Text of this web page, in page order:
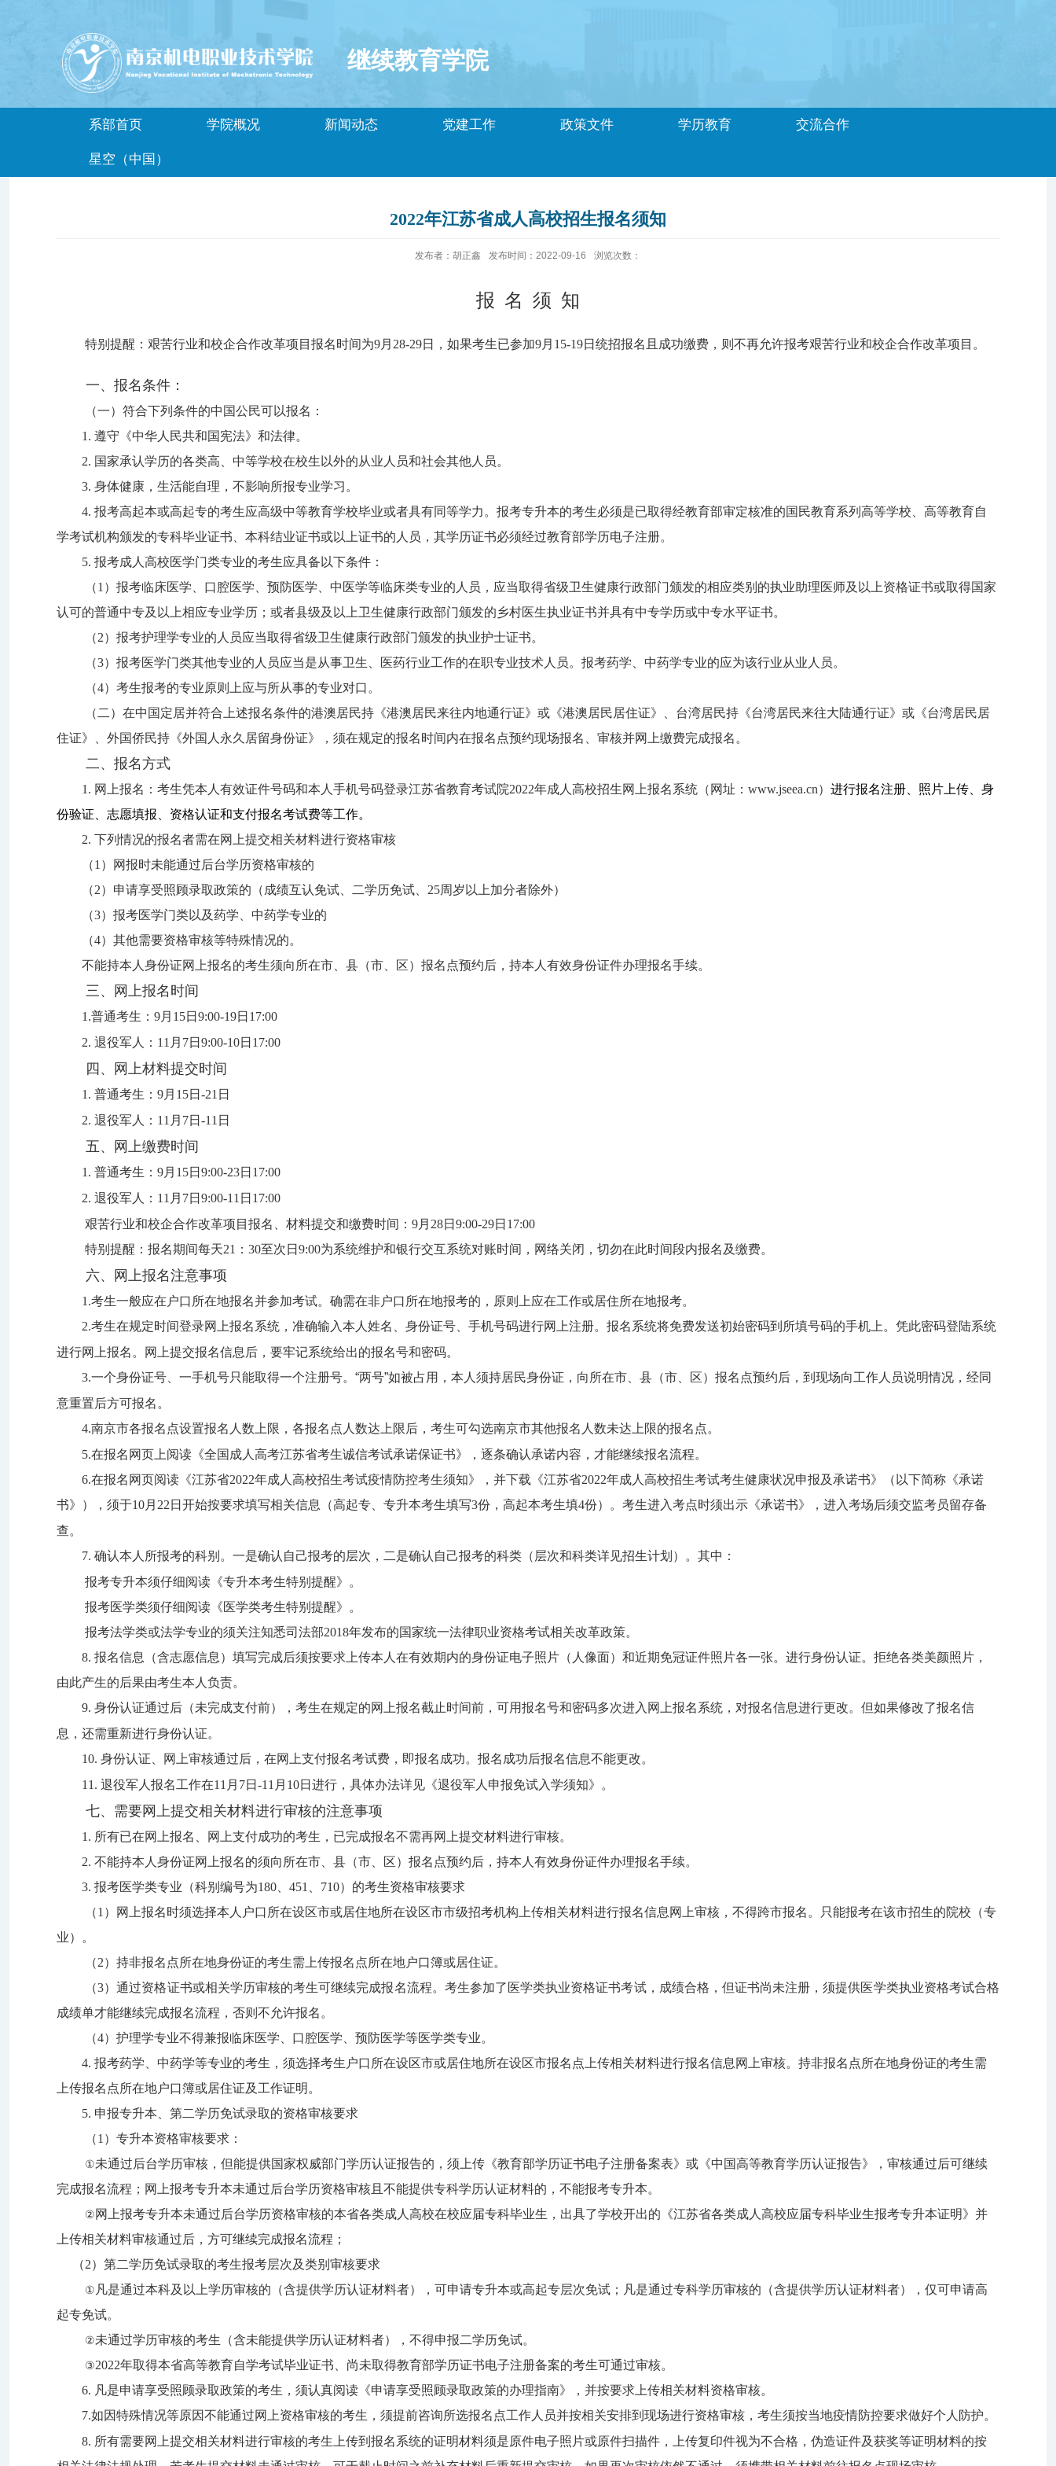
继续教育学院
系部首页 学院概况 新闻动态 党建工作 政策文件 学历教育 交流合作
星空（中国）
2022年江苏省成人高校招生报名须知
发布者：胡正鑫 发布时间：2022-09-16 浏览次数：
报 名 须 知
特别提醒：艰苦行业和校企合作改革项目报名时间为9月 28-29日，如果考生已参加9月 15-19日统招报名且成功缴费，则不再允许报考艰苦行业和校企合作改革项目。
一、报名条件：
（一）符合下列条件的中国公民可以报名：
1.遵守《中华人民共和国宪法》和法律。
2. 国家承认学历的各类高、中等学校在校生以外的从业人员和社会其他人员。
3.身体健康，生活能自理，不影响所报专业学习。
4.报考高起本或高起专的考生应高级中等教育学校毕业或者具有同等学力。报考专升本的考生必须是已取得经教育部审定核准的国民教育系列高等学校、高等教育自
学考试机构颁发的专科毕业证书、本科结业证书或以上证书的人员，其学历证书必须经过教育部学历电子注册。
5.报考成人高校医学门类专业的考生应具备以下条件：
（1 ）报考临床医学、口腔医学、预防医学、中医学等临床类专业的人员，应当取得省级卫生健康行政部门颁发的相应类别的执业助理医师及以上资格证书或取得国家
认可的普通中专及以上相应专业学历；或者县级及以上卫生健康行政部门颁发的乡村医生执业证书并具有中专学历或中专水平证书。
（2）报考护理学专业的人员应当取得省级卫生健康行政部门颁发的执业护士证书。
（3）报考医学门类其他专业的人员应当是从事卫生、医药行业工作的在职专业技术人员。报考药学、中药学专业的应为该行业从业人员。
（4）考生报考的专业原则上应与所从事的专业对口。
（二）在中国定居并符合上述报名条件的港澳居民持《港澳居民来往内地通行证》或《港澳居民居住证》、台湾居民持《台湾居民来往大陆通行证》或《台湾居民居
住证》、外国侨民持《外国人永久居留身份证》， 须在规定的报名时间内在报名点预约现场报名、审核并网上缴费完成报名。
二、报名方式
1. 网上报名：考生凭本人有效证件号码和本人手机号码登录江苏省教育考试院2022年成人高校招生网上报名系统（网址：www.jseea.cn）进行报名注册 、照片上传、身
份验证、 志愿填报 资格认证和支付报名考试费等工作。
2.下列情况的报名者需在网上提交相关材料进行资格审核
（1 ）网报时未能通过后台学历资格审核的
（2）申请享受照顾录取政策的（成绩互认免试、二学历免试、 25周岁以上加分者除外）
（3）报考医学门类以及药学、中药学专业的
（4）其他需要资格审核等特殊情况的。
不能持本人身份证网上报名的考生须向所在市、县（市、区）报名点预约后 ，持本人有效身份证件办理报名手续。
三、网上报名时间
1.普通考生：9月 15日9:00-19日 17:00
2.退役军人： 11 月 7日9:00-10日 17:00
四、网上材料提交时间
1 .普通考生：9月 15日-21 日
2.退役军人： 11 月 7日-11 日
五、网上缴费时间
1 .普通考生：9月 15日9:00-23日 17:00
2.退役军人： 11 月 7日9:00-11 日 17:00
艰苦行业和校企合作改革项目报名、材料提交和缴费时间：9月 28日9:00-29日 17:00
特别提醒：报名期间每天21 ：30至次日9:00为系统维护和银行交互系统对账时间，网络关闭，切勿在此时间段内报名及缴费。
六、网上报名注意事项
1.考生一般应在户口所在地报名并参加考试。确需在非户口所在地报考的，原则上应在工作或居住所在地报考。
2.考生在规定时间登录网上报名系统，准确输入本人姓名、身份证号、手机号码进行网上注册。报名系统将免费发送初始密码到所填号码的手机上。凭此密码登陆系统
进行网上报名。网上提交报名信息后，要牢记系统给出的报名号和密码。
3.一个身份证号、一手机号只能取得一个注册号。“两号”如被占用，本人须持居民身份证，向所在市、县（市、区）报名点预约后，到现场向工作人员说明情况，经同
意重置后方可报名。
4.南京市各报名点设置报名人数上限，各报名点人数达上限后，考生可勾选南京市其他报名人数未达上限的报名点。
5.在报名网页上阅读《全国成人高考江苏省考生诚信考试承诺保证书》，逐条确认承诺内容，才能继续报名流程。
6.在报名网页阅读《江苏省2022年成人高校招生考试疫情防控考生须知》，并下载《江苏省2022年成人高校招生考试考生健康状况申报及承诺书》（以下简称《承诺
书》），须于10月 22 日开始按要求填写相关信息（高起专、专升本考生填写3份，高起本考生填4份）。考生进入考点时须出示《承诺书》，进入考场后须交监考员留存备
查。
7.确认本人所报考的科别。一是确认自己报考的层次，二是确认自己报考的科类（层次和科类详见招生计划）。其中：
报考专升本须仔细阅读 《专升本考生特别提醒》。
报考医学类须仔细阅读《医学类考生特别提醒》。
报考法学类或法学专业的须关注知悉司法部2018年发布的国家统一法律职业资格考试相关改革政策。
8.报名信息（含志愿信息）填写完成后须按要求上传本人在有效期内的身份证电子照片（人像面）和近期免冠证件照片各一张。进行身份认证。拒绝各类美颜照片，
由此产生的后果由考生本人负责。
9.身份认证通过后（未完成支付前），考生在规定的网上报名截止时间前，可用报名号和密码多次进入网上报名系统，对报名信息进行更改。但如果修改了报名信
息，还需重新进行身份认证。
10.身份认证、网上审核通过后，在网上支付报名考试费，即报名成功。报名成功后报名信息不能更改。
1 1 .退役军人报名工作在11 月 7日-11 月 10日进行，具体办法详见 《退役军人申报免试入学须知》。
七、需要网上提交相关材料进行审核的注意事项
1. 所有已在网上报名、网上支付成功的考生，已完成报名不需再网上提交材料进行审核。
2.不能持本人身份证网上报名的须向所在市、县（市、区）报名点预约后 ，持本人有效身份证件办理报名手续。
3.报考医学类专业（科别编号为180 、451 710）的考生资格审核要求
（1 ）网上报名时须选择本人 户口 所在设区市或居住地所在设区市市级招考机构上传相关材料进行报名信息 网上审核，不得跨市报名。只能报考在该市招生的院校（专
业）。
（2）持非报名点所在地身份证的考生需 上传报名点所在地户口簿或居住证。
（3）通过资格证书或相关学历审核的考生可继续完成报名流程。考生参加了医学类执业资格证书考试，成绩合格，但证书尚未注册 ，须提供医学类执业资格考试合格
成绩单才能继续完成报名流程 ，否则不允许报名。
（4）护理学专业不得兼报临床医学、口腔医学、预防医学等医学类专业。
4.报考药学、中药学等专业的考生 ，须选择考生户口所在设区市或居住地所在设区市报名点 上传相关材料进行报名信息网上审核。持非报名点所在地身份证的考生需
上传报名点所在地户口簿或居住证及工作证明 。
5. 申报专升本、第二学历免试录取的资格审核要求
（1 ）专升本资格审核要求：
①未通过后台学历审核，但能提供国家权威部门学历认证报告的，须上传《教育部学历证书电子注册备案表》或《中国高等教育学历认证报告》 ，审核通过后可继续
完成报名流程； 网上报考专升本未通过后台学历资格审核且不能提供专科学历认证材料的，不能报考专升本。
②网上报考专升本未通过后台学历资格审核的本省各类成人高校在校应届专科毕业生，出具了学校开出的《江苏省各类成人高校应届专科毕业生报考专升本证明》并
上传相关材料审核通过后，方可继续完成报名流程；
（2）第二学历免试录取的考生报考层次及类别审核要求
① 凡是通过本科及以上学历审核的（含提供学历认证材料者），可申请专升本或高起专层次免试；凡是通过专科学历审核的（含提供学历认证材料者），仅可申请高
起专免试。
②未通过学历审核的考生（含未能提供学历认证材料者），不得申报二学历免试。
③2022年取得本省高等教育自学考试毕业证书、尚未取得教育部学历证书电子注册备案的考生可通过审核。
6. 凡是申请享受照顾录取政策的考生，须认真阅读《申请享受照顾录取政策的办理指南》，并按要求上传相关材料资格审核。
7.如因特殊情况等原因不能通过网上资格审核的考生，须提前咨询所选报名点工作人员并按相关安排到现场进行资格审核，考生须按当地疫情防控要求做好个人防护。
8. 所有需要网上提交相关材料进行审核的考生上传到报名系统的证明材料须是原件电子照片或原件扫描件，上传复印件视为不合格，伪造证件及获奖等证明材料的按